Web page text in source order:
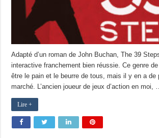
Adapté d’un roman de John Buchan, The 39
interactive franchement bien réussie. Ce genre
être le pain et le beurre de tous, mais il y en a de
marché. L’ancien joueur de jeux d’action en moi, …
Lire +